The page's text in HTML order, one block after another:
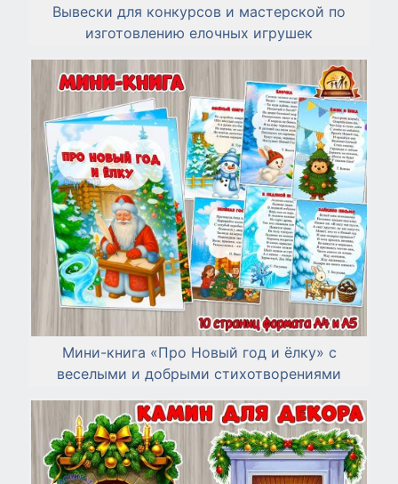
Вывески для конкурсов и мастерской по
изготовлению елочных игрушек
Мини-книга «Про Новый год и ёлку» с
веселыми и добрыми стихотворениями